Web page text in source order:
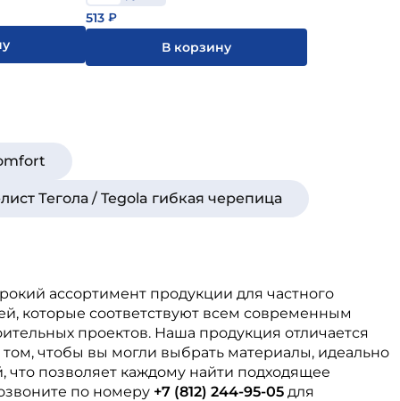
513 ₽
В корзину
Тегола / Tegola гибкая черепица
ассортимент продукции для частного
которые соответствуют всем современным
проектов. Наша продукция отличается
чтобы вы могли выбрать материалы, идеально
что позволяет каждому найти подходящее
по номеру +7 (812) 244-95-05 для